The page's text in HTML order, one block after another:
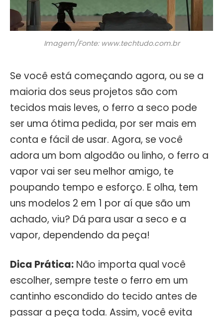
Imagem/Fonte: www.techtudo.com.br
Se você está começando agora, ou se a
maioria dos seus projetos são com
tecidos mais leves, o ferro a seco pode
ser uma ótima pedida, por ser mais em
conta e fácil de usar. Agora, se você
adora um bom algodão ou linho, o ferro a
vapor vai ser seu melhor amigo, te
poupando tempo e esforço. E olha, tem
uns modelos 2 em 1 por aí que são um
achado, viu? Dá para usar a seco e a
vapor, dependendo da peça!
Dica Prática: Não importa qual você
escolher, sempre teste o ferro em um
cantinho escondido do tecido antes de
passar a peça toda. Assim, você evita